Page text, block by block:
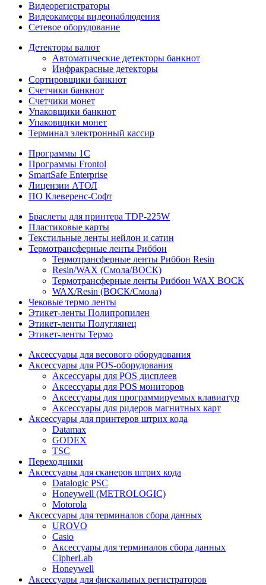
Видеорегистраторы
Видеокамеры видеонаблюдения
Сетевое оборудование
Детекторы валют
Автоматические детекторы банкнот
Инфракрасные детекторы
Сортировщики банкнот
Счетчики банкнот
Счетчики монет
Упаковщики банкнот
Упаковщики монет
Терминал электронный кассир
Программы 1C
Программы Frontol
SmartSafe Enterprise
Лицензии АТОЛ
ПО Клеверенс-Софт
Браслеты для принтера TDP-225W
Пластиковые карты
Текстильные ленты нейлон и сатин
Термотрансферные ленты Риббон
Термотрансферные ленты Риббон Resin
Resin/WAX (Смола/ВОСК)
Термотрансферные ленты Риббон WAX ВОСК
WAX/Resin (ВОСК/Смола)
Чековые термо ленты
Этикет-ленты Полипропилен
Этикет-ленты Полуглянец
Этикет-ленты Термо
Аксессуары для весового оборудования
Аксессуары для POS-оборудования
Аксессуары для POS дисплеев
Аксессуары для POS мониторов
Аксессуары для программируемых клавиатур
Аксессуары для ридеров магнитных карт
Аксессуары для принтеров штрих кода
Datamax
GODEX
TSC
Переходники
Аксессуары для сканеров штрих кода
Datalogic PSC
Honeywell (METROLOGIC)
Motorola
Аксессуары для терминалов сбора данных
UROVO
Casio
Аксессуары для терминалов сбора данных
CipherLab
Honeywell
Аксессуары для фискальных регистраторов